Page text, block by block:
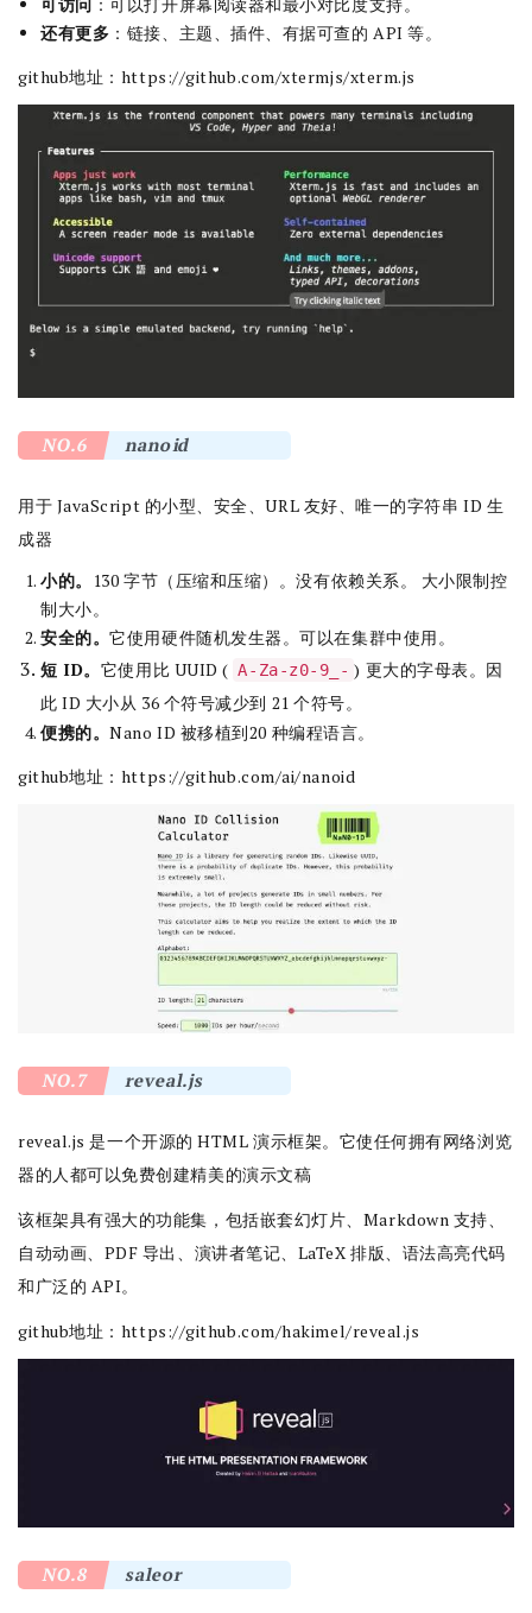
可访问 ：可以打开屏幕阅读器和最小对比度支持。
还有更多 ：链接、主题、插件、有据可查的 API 等。
github地址： https://github.com/xtermjs/xterm.js
NO.6 nanoid
用于 JavaScript 的小型、安全、URL 友好、唯一的字符串 ID 生
成器
小的。
130 字节（压缩和压缩）。没有依赖关系。 大小限制控
制大小。
安全的。它使用硬件随机发生器。可以在集群中使用。
短 ID。 它使用比 UUID ( A-Za-z0-9_- ) 更大的字母表。因
此 ID 大小从 36 个符号减少到 21 个符号。
便携的。Nano ID 被移植到20 种编程语言。
github地址： https://github.com/ai/nanoid
NO.7 reveal.js
reveal.js 是一个开源的 HTML 演示框架。它使任何拥有网络浏览
器的人都可以免费创建精美的演示文稿
该框架具有强大的功能集，包括嵌套幻灯片、Markdown 支持、
自动动画、PDF 导出、演讲者笔记、LaTeX 排版、语法高亮代码
和广泛的 API。
github地址： https://github.com/hakimel/reveal.js
NO.8 saleor